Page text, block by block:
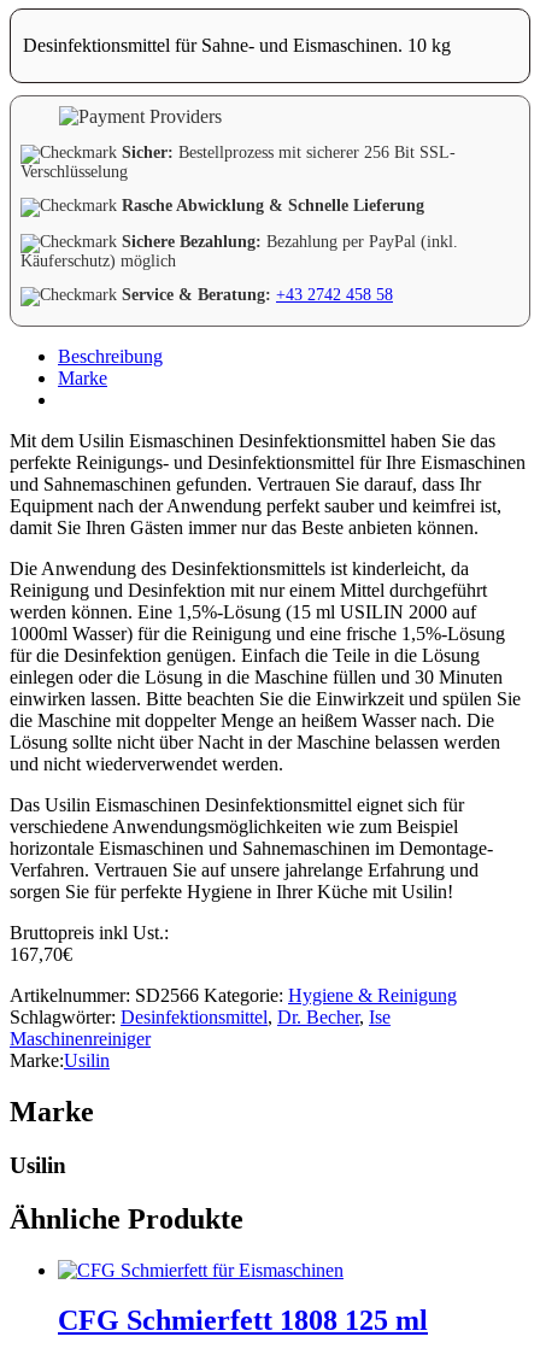
Desinfektionsmittel für Sahne- und Eismaschinen. 10 kg
Sicher: Bestellprozess mit sicherer 256 Bit SSL-
Verschlüsselung
Rasche Abwicklung & Schnelle Lieferung
Sichere Bezahlung: Bezahlung per PayPal (inkl.
Käuferschutz) möglich
Service & Beratung: +43 2742 458 58
Beschreibung
Marke
Mit dem Usilin Eismaschinen Desinfektionsmittel haben Sie das
perfekte Reinigungs- und Desinfektionsmittel für Ihre Eismaschinen
und Sahnemaschinen gefunden. Vertrauen Sie darauf, dass Ihr
Equipment nach der Anwendung perfekt sauber und keimfrei ist,
damit Sie Ihren Gästen immer nur das Beste anbieten können.
Die Anwendung des Desinfektionsmittels ist kinderleicht, da
Reinigung und Desinfektion mit nur einem Mittel durchgeführt
werden können. Eine 1,5%-Lösung (15 ml USILIN 2000 auf
1000ml Wasser) für die Reinigung und eine frische 1,5%-Lösung
für die Desinfektion genügen. Einfach die Teile in die Lösung
einlegen oder die Lösung in die Maschine füllen und 30 Minuten
einwirken lassen. Bitte beachten Sie die Einwirkzeit und spülen Sie
die Maschine mit doppelter Menge an heißem Wasser nach. Die
Lösung sollte nicht über Nacht in der Maschine belassen werden
und nicht wiederverwendet werden.
Das Usilin Eismaschinen Desinfektionsmittel eignet sich für
verschiedene Anwendungsmöglichkeiten wie zum Beispiel
horizontale Eismaschinen und Sahnemaschinen im Demontage-
Verfahren. Vertrauen Sie auf unsere jahrelange Erfahrung und
sorgen Sie für perfekte Hygiene in Ihrer Küche mit Usilin!
Bruttopreis inkl Ust.:
167,70€
Artikelnummer: SD2566 Kategorie: Hygiene & Reinigung
Schlagwörter: Desinfektionsmittel, Dr. Becher, Ise
Maschinenreiniger
Marke:Usilin
Marke
Usilin
Ähnliche Produkte
CFG Schmierfett 1808 125 ml